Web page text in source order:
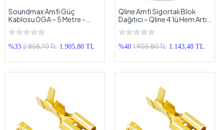
Soundmax Amfi Güç
Kablosu 0GA – 5 Metre -
Soundmax – 0 GA Anfi Power
Kablosu - 5 Mt
%33 2.858,70 TL 1.905,80 TL
Qline Amfi Sigortalı Blok
Dağıtıcı – Qline 4’lü Hem Artı
Hem Şase Kablo Dağıtıcı
Blok
%40 1.905,80 TL 1.143,48 TL